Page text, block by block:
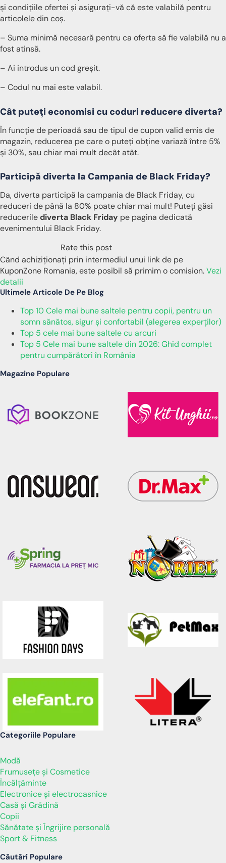
și condițiile ofertei și asigurați-vă că este valabilă pentru
articolele din coș.
– Suma minimă necesară pentru ca oferta să fie valabilă nu a
fost atinsă.
– Ai introdus un cod greșit.
– Codul nu mai este valabil.
Cât puteți economisi cu coduri reducere diverta?
În funcție de perioadă sau de tipul de cupon valid emis de
magazin, reducerea pe care o puteți obține variază între 5%
și 30%, sau chiar mai mult decât atât.
Participă diverta la Campania de Black Friday?
Da, diverta participă la campania de Black Friday, cu
reduceri de până la 80% poate chiar mai mult! Puteți găsi
reducerilediverta Black Friday pe pagina dedicată
evenimentului Black Friday.
Rate this post
Când achiziționați prin intermediul unui link de pe
KuponZone Romania, este posibil să primim o comision.Vezi
detalii
Ultimele Articole De Pe Blog
Top 10 Cele mai bune saltele pentru copii, pentru un
somn sănătos, sigur și confortabil (alegerea experților)
Top 5 cele mai bune saltele cu arcuri
Top 5 Cele mai bune saltele din 2026: Ghid complet
pentru cumpărători în România
Magazine Populare
Categoriile Populare
Modă
Frumusețe și Cosmetice
Încălţăminte
Electronice și electrocasnice
Casă și Grădină
Copii
Sănătate și Îngrijire personală
Sport & Fitness
Căutări Populare